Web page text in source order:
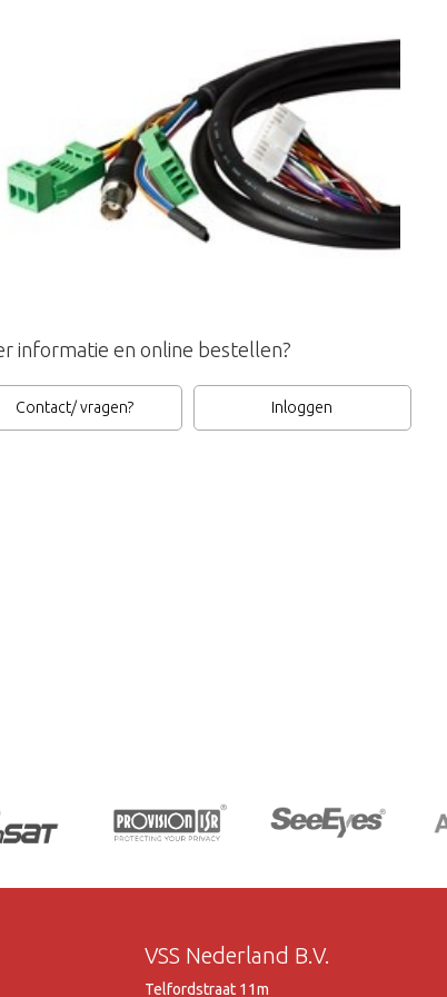
informatie en online bestellen?
Contact/ vragen? Inloggen
VSS Nederland B.V.
Telfordstraat 11m